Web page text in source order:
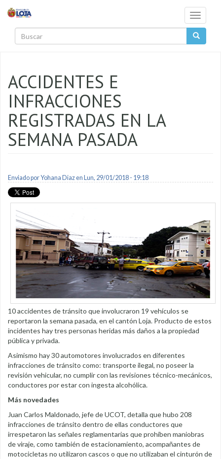
Toggle
ACCIDENTES E
INFRACCIONES
REGISTRADAS EN LA
SEMANA PASADA
Enviado porYohana Diazen Lun, 29/01/2018 - 19:18
10 accidentes de tránsito que involucraron 19 vehículos se
reportaron la semana pasada, en el cantón Loja. Producto de estos
incidentes hay tres personas heridas más daños a la propiedad
pública y privada.
Asimismo hay 30 automotores involucrados en diferentes
infracciones de tránsito como: transporte ilegal, no poseer la
revisión vehicular, no cumplir con las revisiones técnico-mecánicos,
conductores por estar con ingesta alcohólica.
Más novedades
Juan Carlos Maldonado, jefe de UCOT, detalla que hubo 208
infracciones de tránsito dentro de ellas conductores que
irrespetaron las señales reglamentarias que prohíben maniobras
de viraje, como también de estacionamiento, acompañantes de
motocicletas no utilizaron cascos o que no utilizaban el cinturón de